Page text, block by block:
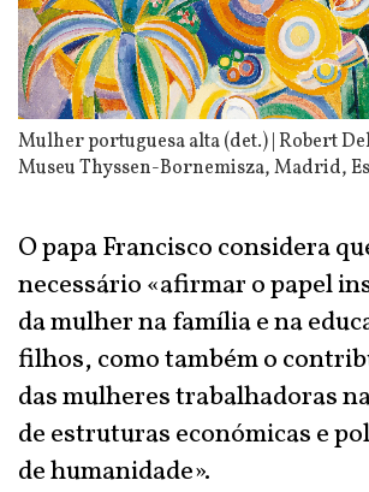
Mulher portuguesa alta (det.) | Robert
Museu Thyssen-Bornemisza, Madrid,
O papa Francisco considera
necessário «afirmar o papel
da mulher na família e na
filhos, como também o
das mulheres trabalhadoras
de estruturas económicas e
de humanidade».